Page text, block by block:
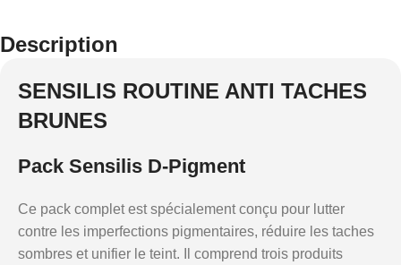
Description
SENSILIS ROUTINE ANTI TACHES
BRUNES
Pack Sensilis D-Pigment
Ce pack complet est spécialement conçu pour lutter
contre les imperfections pigmentaires, réduire les taches
sombres et unifier le teint. Il comprend trois produits